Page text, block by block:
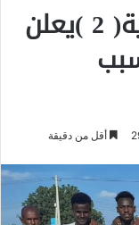
خشم القربة:فريق القرية( 2 )يعلن
أقل من دقيقة